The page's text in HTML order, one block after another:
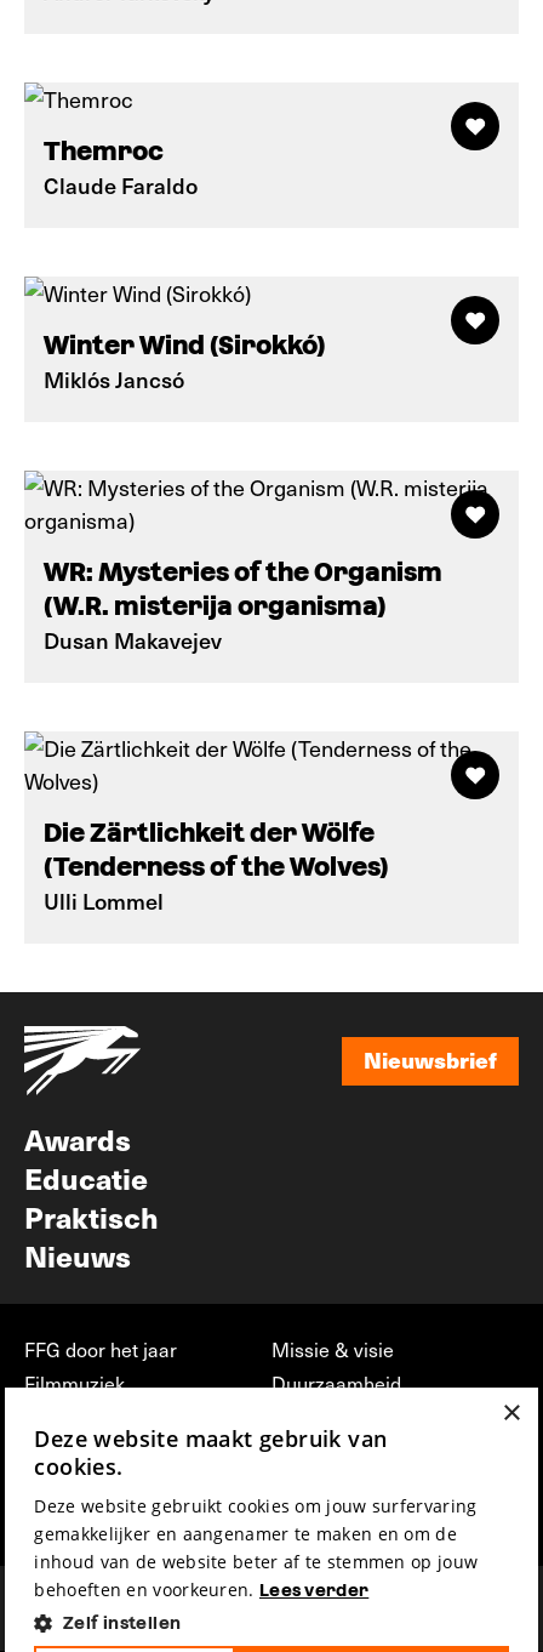
Themroc
Claude Faraldo
Winter Wind (Sirokkó)
Miklós Jancsó
WR: Mysteries of the Organism
(W.R. misterija organisma)
Dusan Makavejev
Die Zärtlichkeit der Wölfe
(Tenderness of the Wolves)
Ulli Lommel
Nieuwsbrief
Awards
Educatie
Praktisch
Nieuws
FFG door het jaar
Filmmuziek
Press & Industry
Film Fest Friends
Missie & visie
Duurzaamheid
vrijwilligerswerk bij FFG
Privacy & Disclaimer
×
Deze website maakt gebruik van
cookies.
Deze website gebruikt cookies om jouw surfervaring
gemakkelijker en aangenamer te maken en om de
inhoud van de website beter af te stemmen op jouw
behoeften en voorkeuren. Lees verder
Zelf instellen